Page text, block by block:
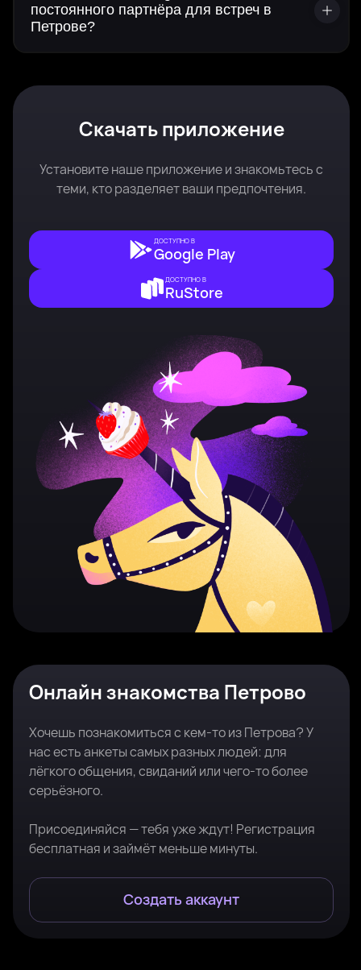
постоянного партнёра для встреч в
Петрове?
Скачать приложение
Установите наше приложение и знакомьтесь с
теми, кто разделяет ваши предпочтения.
ДОСТУПНО В
Google Play
ДОСТУПНО В
RuStore
Онлайн знакомства Петрово
Хочешь познакомиться с кем-то из Петрова? У
нас есть анкеты самых разных людей: для
лёгкого общения, свиданий или чего-то более
серьёзного.
Присоединяйся — тебя уже ждут! Регистрация
бесплатная и займёт меньше минуты.
Создать аккаунт